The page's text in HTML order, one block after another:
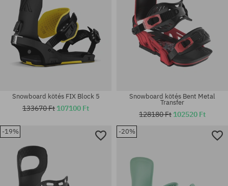
Elérhető méretek:
Elérhető méretek:
Snowboard kötés FIX Block 5
133670 Ft 107100 Ft
Snowboard kötés Bent Metal
Transfer
128180 Ft 102520 Ft
-19% -20%